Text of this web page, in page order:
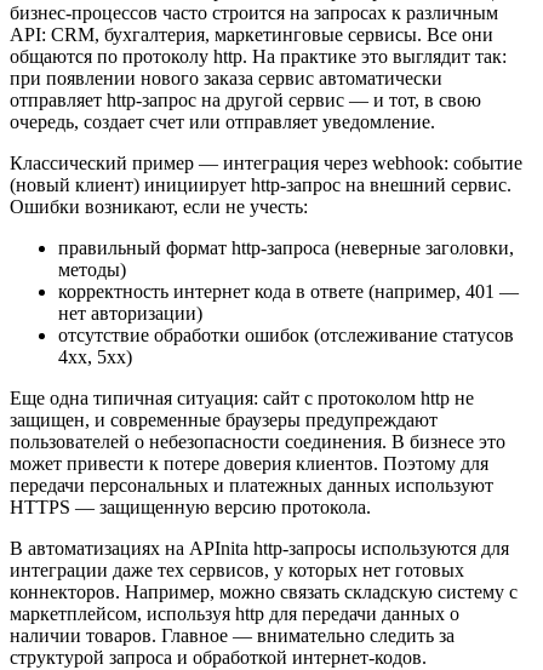
бизнес-процессов часто строится на запросах к различным
API: CRM, бухгалтерия, маркетинговые сервисы. Все они
общаются по протоколу http. На практике это выглядит так:
при появлении нового заказа сервис автоматически
отправляет http-запрос на другой сервис — и тот, в свою
очередь, создает счет или отправляет уведомление.
Классический пример — интеграция через webhook: событие
(новый клиент) инициирует http-запрос на внешний сервис.
Ошибки возникают, если не учесть:
правильный формат http-запроса (неверные заголовки,
методы)
корректность интернет кода в ответе (например, 401 —
нет авторизации)
отсутствие обработки ошибок (отслеживание статусов
4xx, 5xx)
Еще одна типичная ситуация: сайт с протоколом http не
защищен, и современные браузеры предупреждают
пользователей о небезопасности соединения. В бизнесе это
может привести к потере доверия клиентов. Поэтому для
передачи персональных и платежных данных используют
HTTPS — защищенную версию протокола.
В автоматизациях на APInita http-запросы используются для
интеграции даже тех сервисов, у которых нет готовых
коннекторов. Например, можно связать складскую систему с
маркетплейсом, используя http для передачи данных о
наличии товаров. Главное — внимательно следить за
структурой запроса и обработкой интернет-кодов.